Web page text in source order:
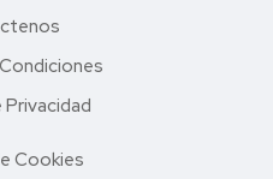
Cookies